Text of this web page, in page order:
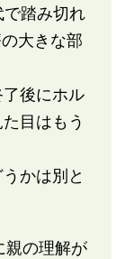
踏み切れ
大きな部
後にホル
目はもう
かは別と
親の理解が